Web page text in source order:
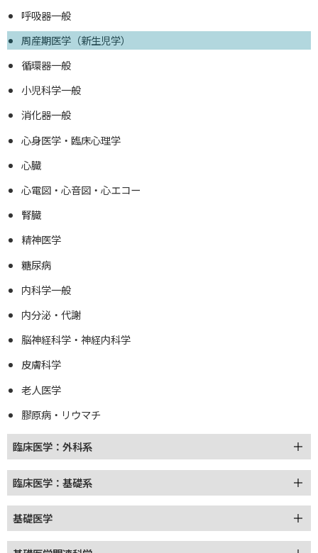
呼吸器一般
周産期医学（新生児学）
循環器一般
小児科学一般
消化器一般
心身医学・臨床心理学
心臓
心電図・心音図・心エコー
腎臓
精神医学
糖尿病
内科学一般
内分泌・代謝
脳神経科学・神経内科学
皮膚科学
老人医学
膠原病・リウマチ
臨床医学：外科系
臨床医学：基礎系
基礎医学